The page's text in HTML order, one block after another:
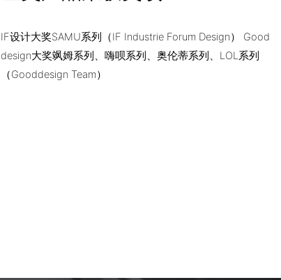
IF设计大奖SAMU系列（IF Industrie Forum Design） Good
design大奖飒姆系列、嗨呗系列、奥伦蒂系列、LOL系列
（Gooddesign Team）